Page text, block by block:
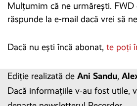
Mulțumim că ne urmărești. FWD
răspunde la e-mail dacă vrei să
Dacă nu ești încă abonat, te poți
Ediție realizată de Ani Sandu,
Dacă informațiile v-au fost utile,